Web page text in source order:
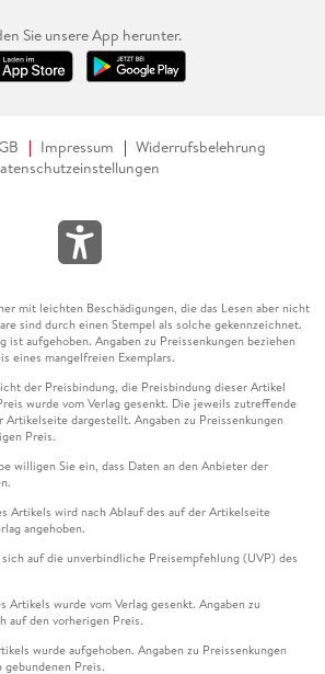
Sie unsere App herunter.
Impressum
Widerrufsbelehrung
mit leichten Beschädigungen, die das Lesen aber nicht
sind durch einen Stempel als solche gekennzeichnet.
ist aufgehoben. Angaben zu Preissenkungen beziehen
eines mangelfreien Exemplars.
der Preisbindung, die Preisbindung dieser Artikel
wurde vom Verlag gesenkt. Die jeweils zutreffende
dargestellt. Angaben zu Preissenkungen
Preis.
willigen Sie ein, dass Daten an den Anbieter der
Artikels wird nach Ablauf des auf der Artikelseite
angehoben.
auf die unverbindliche Preisempfehlung (UVP) des
Artikels wurde vom Verlag gesenkt. Angaben zu
auf den vorherigen Preis.
wurde aufgehoben. Angaben zu Preissenkungen
Preis.